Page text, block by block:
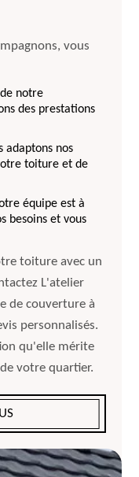
vous
notre
des prestations
adaptons nos
toiture et de
équipe est à
besoins et vous
toiture avec un
L'atelier
de couverture à
personnalisés.
qu'elle mérite
votre quartier.